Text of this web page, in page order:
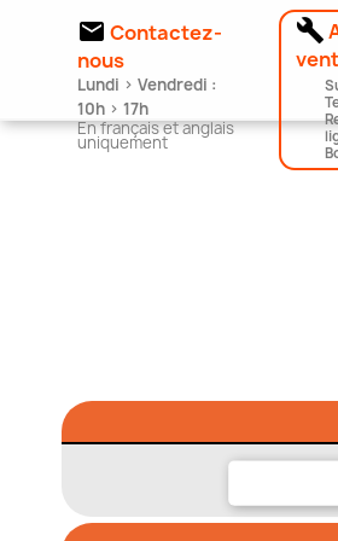
 Contactez-
nous
Lundi > Vendredi :
10h > 17h
En français et anglais
uniquement
